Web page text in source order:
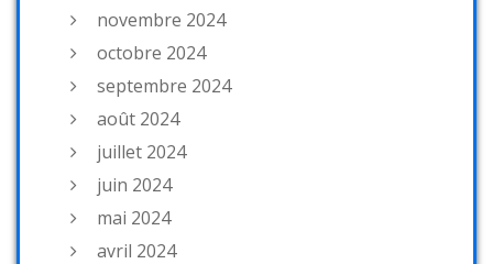
novembre 2024
octobre 2024
septembre 2024
août 2024
juillet 2024
juin 2024
mai 2024
avril 2024